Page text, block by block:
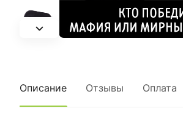
Описание Отзывы Оплата